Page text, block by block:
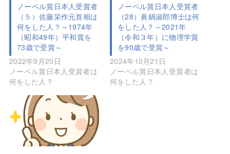
ノーベル賞日本人受賞者
（５）佐藤栄作元首相は
何をした人？～1974年
（昭和49年）平和賞を
73歳で受賞～
2022年9月20日
ノーベル賞日本人受賞者は
何をした人？
ノーベル賞日本人受賞者
（28）眞鍋淑郎博士は何
をした人？～2021年
（令和３年）に物理学賞
を90歳で受賞～
2024年10月21日
ノーベル賞日本人受賞者は
何をした人？